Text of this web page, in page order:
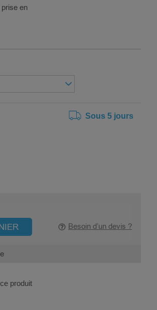
en
Sous 5 jours
Besoin d’un devis ?
produit